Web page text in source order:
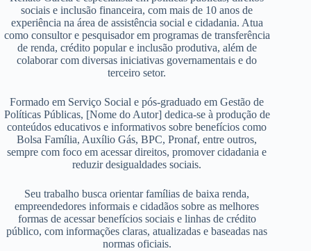
sociais e inclusão financeira, com mais de 10 anos de
experiência na área de assistência social e cidadania. Atua
como consultor e pesquisador em programas de transferência
de renda, crédito popular e inclusão produtiva, além de
colaborar com diversas iniciativas governamentais e do
terceiro setor.
Formado em Serviço Social e pós-graduado em Gestão de
Políticas Públicas, [Nome do Autor] dedica-se à produção de
conteúdos educativos e informativos sobre benefícios como
Bolsa Família, Auxílio Gás, BPC, Pronaf, entre outros,
sempre com foco em acessar direitos, promover cidadania e
reduzir desigualdades sociais.
Seu trabalho busca orientar famílias de baixa renda,
empreendedores informais e cidadãos sobre as melhores
formas de acessar benefícios sociais e linhas de crédito
público, com informações claras, atualizadas e baseadas nas
normas oficiais.